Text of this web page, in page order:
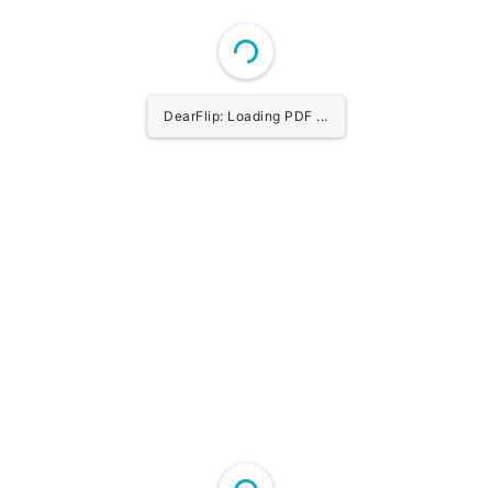
DearFlip: Loading PDF 8% ...